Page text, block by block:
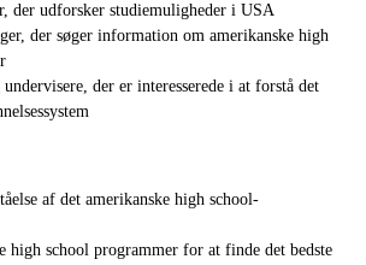
der udforsker studiemuligheder i USA
der søger information om amerikanske high
der er interesserede i at forstå det
af det amerikanske high school-
high school programmer for at finde det bedste